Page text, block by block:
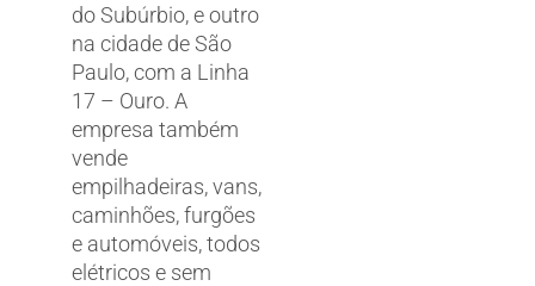
do Subúrbio, e outro
na cidade de São
Paulo, com a Linha
17 – Ouro. A
empresa também
vende
empilhadeiras, vans,
caminhões, furgões
e automóveis, todos
elétricos e sem